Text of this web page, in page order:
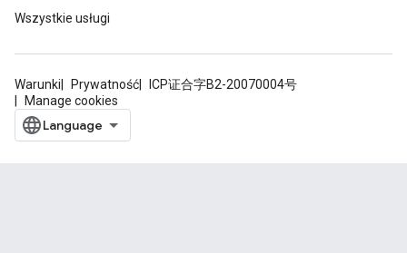
Wszystkie usługi
Warunki Prywatność
ICP证合字B2-20070004号
Manage cookies